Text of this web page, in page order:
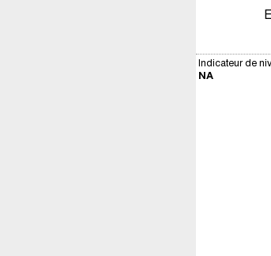
Indicateur de
NA